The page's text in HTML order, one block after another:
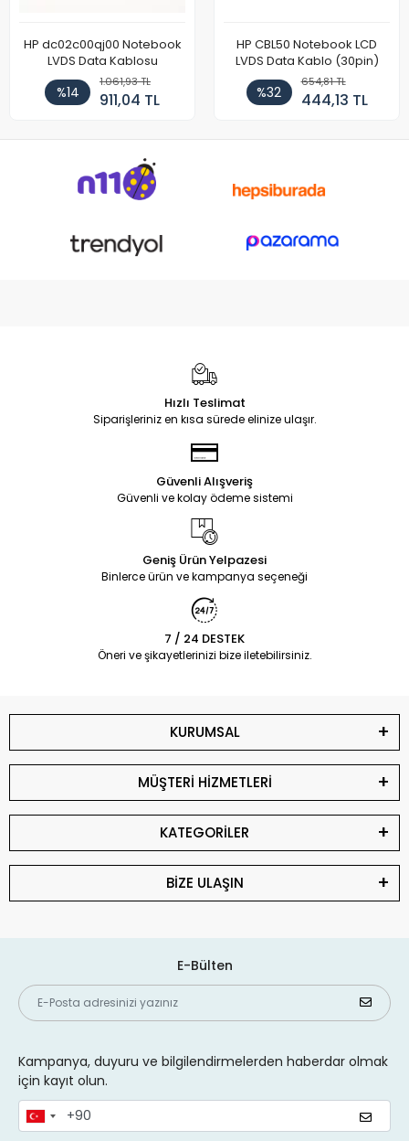
HP dc02c00qj00 Notebook
LVDS Data Kablosu
%14
1.061,93 TL
911,04 TL
HP CBL50 Notebook LCD
LVDS Data Kablo (30pin)
%32
654,81 TL
444,13 TL
Hızlı Teslimat
Siparişleriniz en kısa sürede elinize ulaşır.
Güvenli Alışveriş
Güvenli ve kolay ödeme sistemi
Geniş Ürün Yelpazesi
Binlerce ürün ve kampanya seçeneği
7 / 24 DESTEK
Öneri ve şikayetlerinizi bize iletebilirsiniz.
KURUMSAL
MÜŞTERİ HİZMETLERİ
KATEGORİLER
BİZE ULAŞIN
E-Bülten
Kampanya, duyuru ve bilgilendirmelerden haberdar olmak
için kayıt olun.